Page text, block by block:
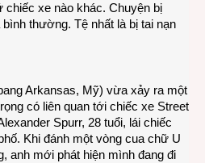
chiếc xe nào khác. Chuyện bị
thường. Tệ nhất là bị tai nạn
Arkansas, Mỹ) vừa xảy ra một
có liên quan tới chiếc xe Street
Spurr, 28 tuổi, lái chiếc
Khi đánh một vòng cua chữ U
anh mới phát hiện mình đang đi